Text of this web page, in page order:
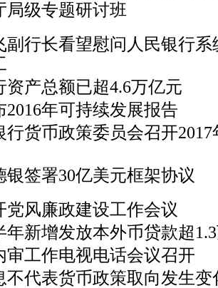
局级专题研讨班
副行长看望慰问人民银行系
资产总额已超4.6万亿元
2016年可持续发展报告
行货币政策委员会召开2017
银签署30亿美元框架协议
党风廉政建设工作会议
年新增发放本外币贷款超
审工作电视电话会议召开
不代表货币政策取向发生变